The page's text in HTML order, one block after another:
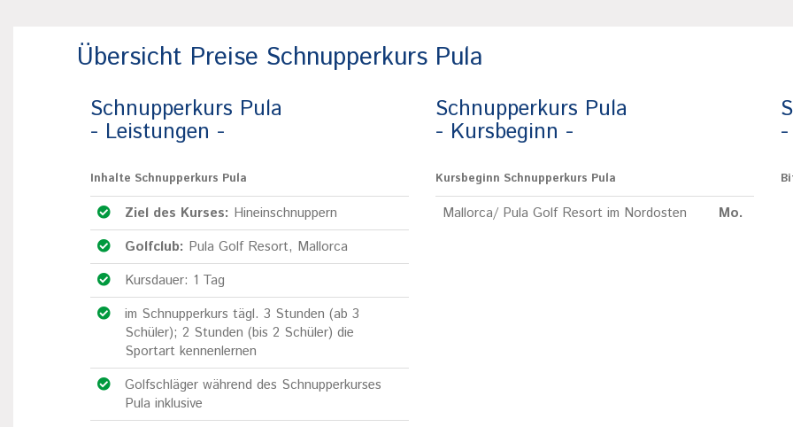
Übersicht Preise Schnupperkurs Pula
Schnupperkurs Pula
- Leistungen -
Inhalte Schnupperkurs Pula
Ziel des Kurses: Hineinschnuppern
Golfclub: Pula Golf Resort, Mallorca
Kursdauer: 1 Tag
im Schnupperkurs tägl. 3 Stunden (ab 3
Schüler); 2 Stunden (bis 2 Schüler) die
Sportart kennenlernen
Golfschläger während des Schnupperkurses
Pula inklusive
Schnupperkurs Pula
- Kursbeginn -
Kursbeginn Schnupperkurs Pula
Mallorca/ Pula Golf Resort im Nordosten Mo.